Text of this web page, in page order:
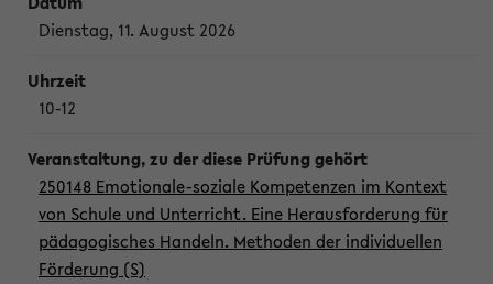
Dienstag, 11. August 2026
10-12
250148 Emotionale-soziale Kompetenzen im Kontext
von Schule und Unterricht. Eine Herausforderung für
pädagogisches Handeln. Methoden der individuellen
Förderung (S)